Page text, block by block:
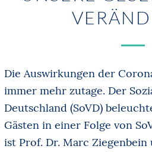
Die Auswirkungen der
immer mehr zutage. Der
Deutschland (SoVD)
Gästen in einer Folge von
ist Prof. Dr. Marc